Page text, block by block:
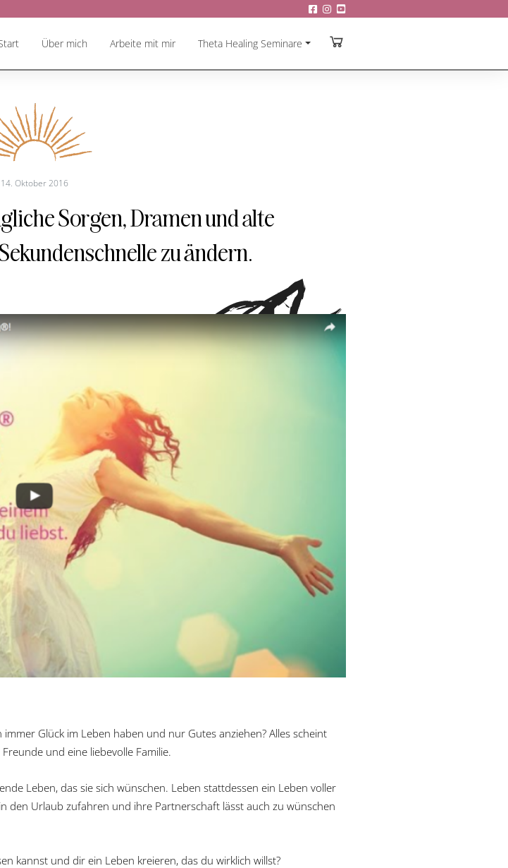
Über mich Arbeite mit mir Theta Healing Seminare
14. Oktober 2016
Sorgen, Dramen und alte
zu ändern.
Glück im Leben haben und nur Gutes anziehen? Alles scheint
und eine liebevolle Familie.
Leben, das sie sich wünschen. Leben stattdessen ein Leben voller
den Urlaub zufahren und ihre Partnerschaft lässt auch zu wünschen
kannst und dir ein Leben kreieren, das du wirklich willst?